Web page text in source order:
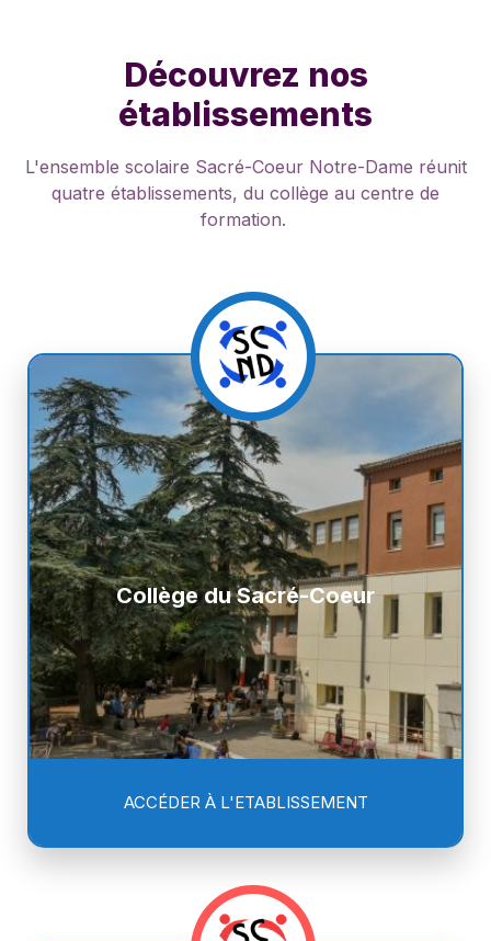
Découvrez nos
établissements
L'ensemble scolaire Sacré-Coeur Notre-Dame réunit
quatre établissements, du collège au centre de
formation.
ACCÉDER À L'ETABLISSEMENT
Collège du Sacré-Coeur